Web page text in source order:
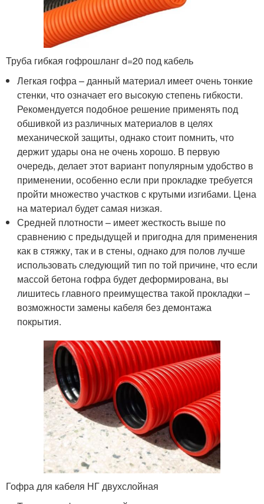
Труба гибкая гофрошланг d=20 под кабель
Легкая гофра – данный материал имеет очень тонкие
стенки, что означает его высокую степень гибкости.
Рекомендуется подобное решение применять под
обшивкой из различных материалов в целях
механической защиты, однако стоит помнить, что
держит удары она не очень хорошо. В первую
очередь, делает этот вариант популярным удобство в
применении, особенно если при прокладке требуется
пройти множество участков с крутыми изгибами. Цена
на материал будет самая низкая.
Средней плотности – имеет жесткость выше по
сравнению с предыдущей и пригодна для применения
как в стяжку, так и в стены, однако для полов лучше
использовать следующий тип по той причине, что если
массой бетона гофра будет деформирована, вы
лишитесь главного преимущества такой прокладки –
возможности замены кабеля без демонтажа
покрытия.
Гофра для кабеля НГ двухслойная